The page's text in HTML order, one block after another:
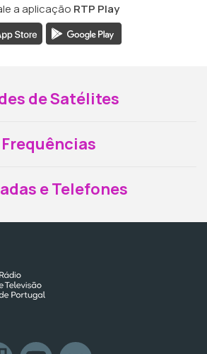
a aplicação RTP Play
de Satélites
Frequências
e Telefones